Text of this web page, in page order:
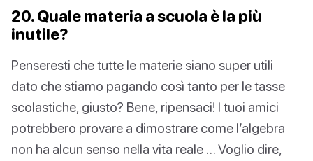
20. Quale materia a scuola è la più
inutile?
Penseresti che tutte le materie siano super utili
dato che stiamo pagando così tanto per le tasse
scolastiche, giusto? Bene, ripensaci! I tuoi amici
potrebbero provare a dimostrare come l’algebra
non ha alcun senso nella vita reale … Voglio dire,